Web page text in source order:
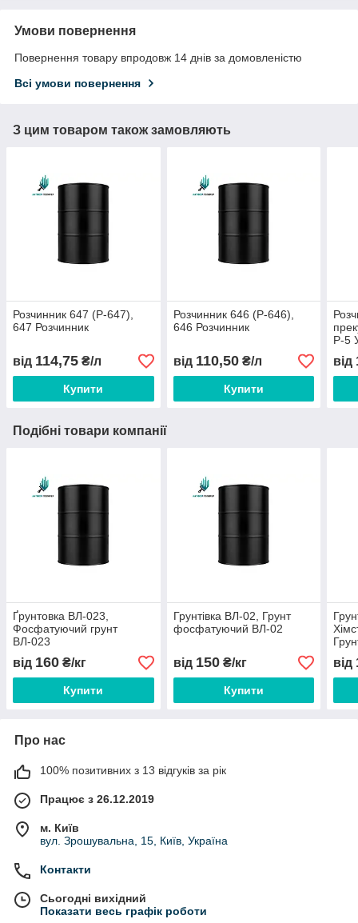
Умови повернення
Повернення товару впродовж 14 днів за домовленістю
Всі умови повернення
З цим товаром також замовляють
Розчинник 647 (Р-647),
647 Розчинник
від 114,75 ₴/л
Купити
Розчинник 646 (Р-646),
646 Розчинник
від 110,50₴/л
Купити
Р-5
від
Подібні товари компанії
Ґрунтовка ВЛ-023,
Фосфатуючий грунт
ВЛ-023
від 160 ₴/кг
Купити
Грунтівка ВЛ-02, Грунт
фосфатуючий ВЛ-02
від 150₴/кг
Купити
від
Про нас
100% позитивних з 13 відгуків за рік
Працює з 26.12.2019
м. Київ
вул. Зрошувальна, 15, Київ, Україна
Контакти
Сьогодні вихідний
Показати весь графік роботи